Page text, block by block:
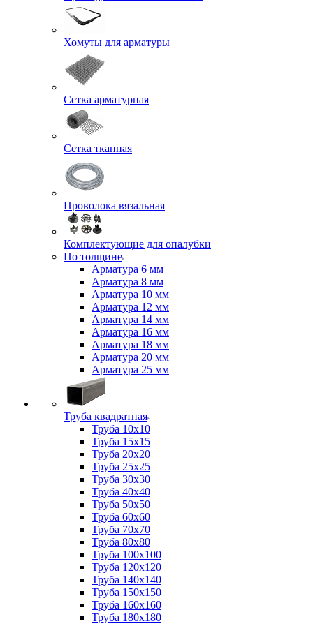
Хомуты для арматуры
Сетка арматурная
Сетка тканная
Проволока вязальная
Комплектующие для опалубки
По толщине
Арматура 6 мм
Арматура 8 мм
Арматура 10 мм
Арматура 12 мм
Арматура 14 мм
Арматура 16 мм
Арматура 18 мм
Арматура 20 мм
Арматура 25 мм
Труба квадратная
Труба 10x10
Труба 15x15
Труба 20x20
Труба 25x25
Труба 30x30
Труба 40x40
Труба 50x50
Труба 60x60
Труба 70x70
Труба 80x80
Труба 100x100
Труба 120x120
Труба 140x140
Труба 150x150
Труба 160x160
Труба 180x180